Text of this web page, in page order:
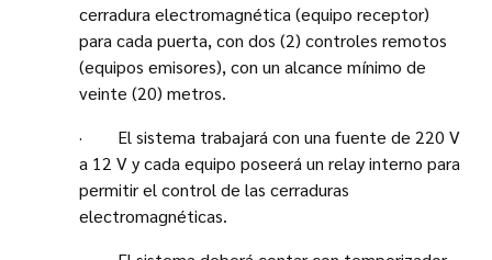
cerradura electromagnética (equipo receptor)
para cada puerta, con dos (2) controles remotos
(equipos emisores), con un alcance mínimo de
veinte (20) metros.
· El sistema trabajará con una fuente de 220 V
a 12 V y cada equipo poseerá un relay interno para
permitir el control de las cerraduras
electromagnéticas.